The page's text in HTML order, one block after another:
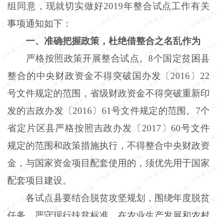
组同意，现就切实做好2019年整合试点工作有关
事项通知如下：
一、准确把握政策，杜绝借整合之名乱作为
严格按照政策开展整合试点。8个国定贫困县
整合的中央财政资金不得突破国办发〔2016〕22
号文件规定的范围，省级财政资金不得突破重新印
发的吉政办发〔2016〕61号文件规定的范围。7个
省定片区县严格按照吉政办发〔2017〕60号文件
规定的范围和政策措施执行，不得整合中央财政资
金，与国家资金项目配套使用的，须优先用于国家
配套项目建设。
各试点县要结合脱贫攻坚规划，围绕年度脱贫